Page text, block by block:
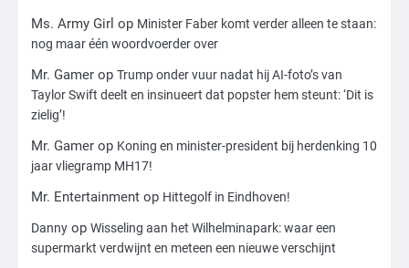
3
Nick Reiner, zoon van regisseur Rob
Reiner, gearresteerd na dood ouders
Ms. Army Girl
4
Amerikaanse regisseur Rob Reiner en
eigen zoon hoofdverdachte
Mr. Gamer
Ms. Army Girl op Minister Faber komt verder alleen te staan:
nog maar één woordvoerder over
Mr. Gamer op Trump onder vuur nadat hij AI-foto’s van
Taylor Swift deelt en insinueert dat popster hem steunt: ‘Dit is
zielig’!
Mr. Gamer op Koning en minister-president bij herdenking 10
jaar vliegramp MH17!
Mr. Entertainment op Hittegolf in Eindhoven!
Danny op Wisseling aan het Wilhelminapark: waar een
supermarkt verdwijnt en meteen een nieuwe verschijnt